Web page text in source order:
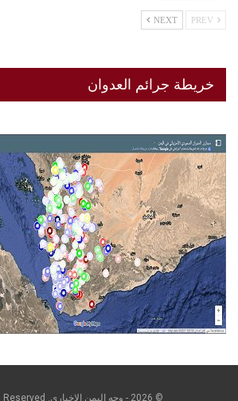
NEXT
خريطة جرائم العدوان
© 2026 - وجه اليمن الإخباري. All Rights Reserved.